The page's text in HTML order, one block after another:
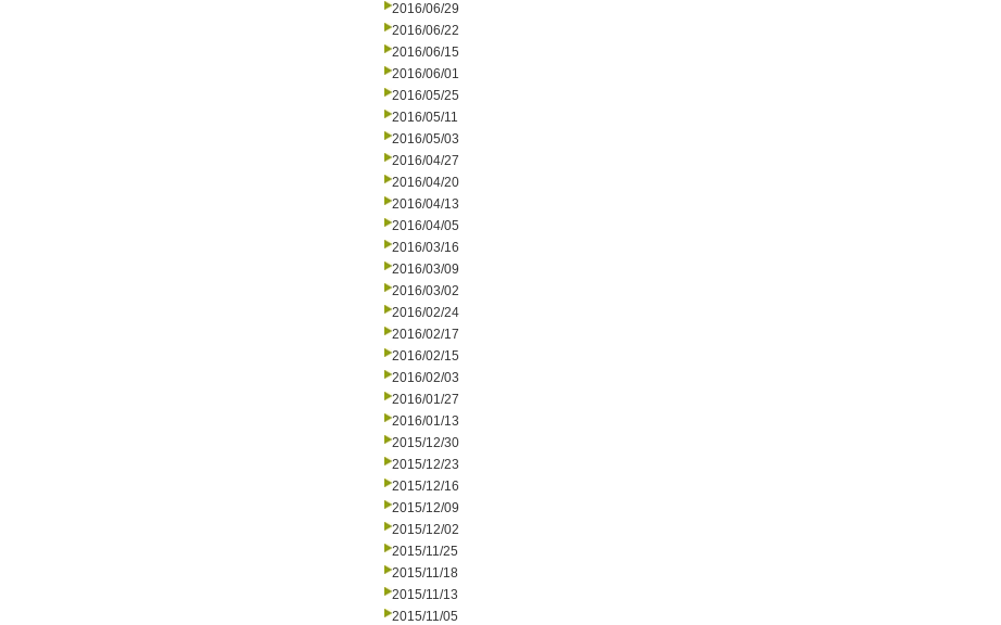
2016/06/29
2016/06/22
2016/06/15
2016/06/01
2016/05/25
2016/05/11
2016/05/03
2016/04/27
2016/04/20
2016/04/13
2016/04/05
2016/03/16
2016/03/09
2016/03/02
2016/02/24
2016/02/17
2016/02/15
2016/02/03
2016/01/27
2016/01/13
2015/12/30
2015/12/23
2015/12/16
2015/12/09
2015/12/02
2015/11/25
2015/11/18
2015/11/13
2015/11/05